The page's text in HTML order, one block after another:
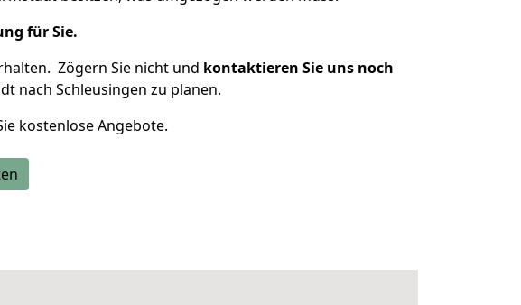
für Sie.
Zögern Sie nicht und kontaktieren Sie uns noch
nach Schleusingen zu planen.
kostenlose Angebote.